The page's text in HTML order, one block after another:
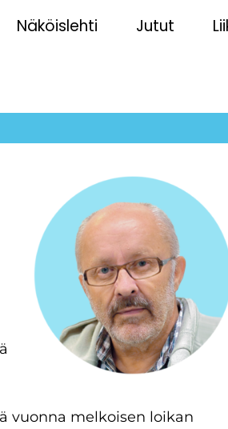
Näköislehti Jutut
vuonna melkoisen loikan